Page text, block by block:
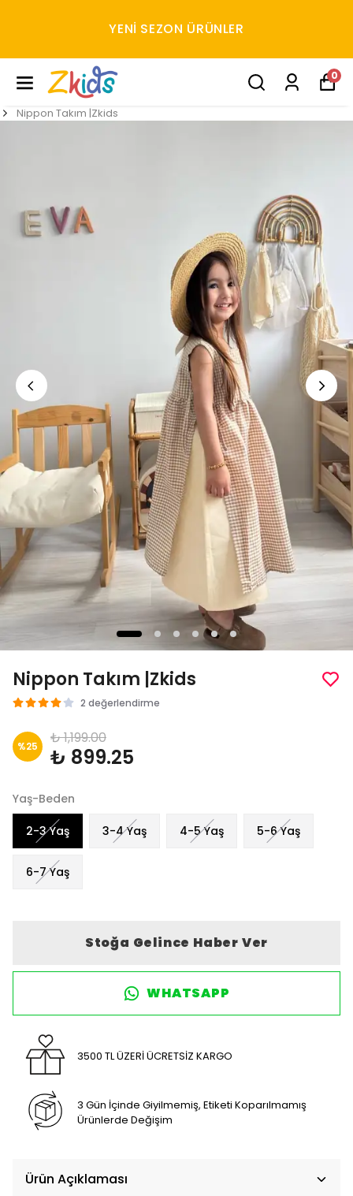
YENI SEZON ÜRÜNLER
0
Nippon Takım |Zkids
Nippon Takım |Zkids
2 değerlendirme
%25 ₺ 1,199.00
₺ 899.25
Yaş-Beden
2-3 Yaş 3-4 Yaş 4-5 Yaş 5-6 Yaş
6-7 Yaş
Stoğa Gelince Haber Ver
WHATSAPP
3500 TL ÜZERİ ÜCRETSİZ KARGO
3 Gün İçinde Giyilmemiş, Etiketi Koparılmamış
Ürünlerde Değişim
Ürün Açıklaması